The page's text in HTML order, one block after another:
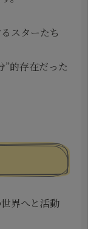
スターたち
”的存在だった
界へと活動